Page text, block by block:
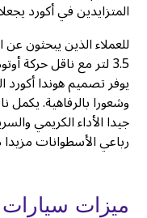
المتزايدين في أكورد
يوفر تصميم هوندا أكورد
وشعورا بالرفاهية.
رباعي الأسطوانات
ميزات سيارات